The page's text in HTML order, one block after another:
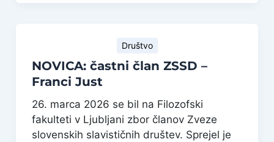
Društvo
NOVICA: častni član ZSSD –
Franci Just
26. marca 2026 se bil na Filozofski
fakulteti v Ljubljani zbor članov Zveze
slovenskih slavističnih društev. Sprejel je